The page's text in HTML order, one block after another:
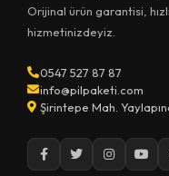
Orijinal ürün garantisi,
hizmetinizdeyiz.
0547 527 87 87
info@pilpaketi.com
Şirintepe Mah.